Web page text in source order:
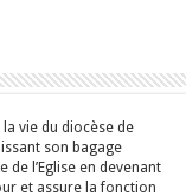
vie du diocèse de
son bagage
de l’Eglise en devenant
et assure la fonction